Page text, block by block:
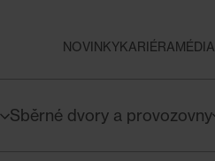
NOVINKYKARIÉRAMÉDIA
Sběrné dvory a provozovny